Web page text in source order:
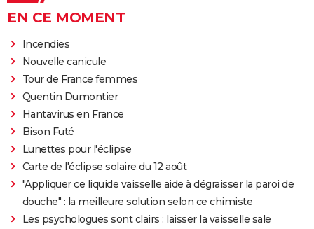
EN CE MOMENT
Incendies
Nouvelle canicule
Tour de France femmes
Quentin Dumontier
Hantavirus en France
Bison Futé
Lunettes pour l'éclipse
Carte de l'éclipse solaire du 12 août
"Appliquer ce liquide vaisselle aide à dégraisser la paroi de
douche" : la meilleure solution selon ce chimiste
Les psychologues sont clairs : laisser la vaisselle sale